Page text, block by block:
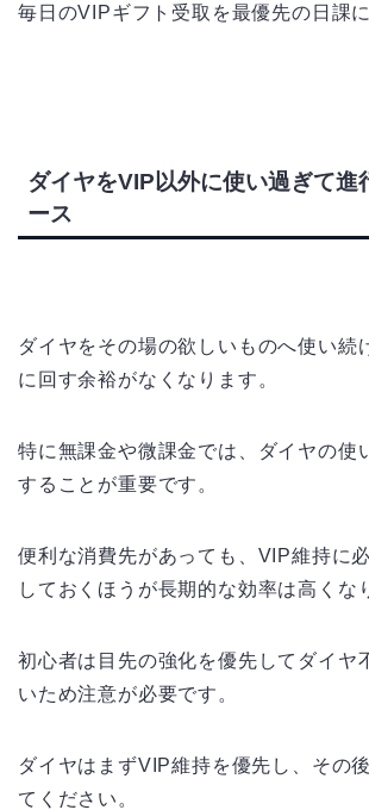
毎日のVIPギフト受取を最優先の日課
ダイヤをVIP以外に使い過ぎて進
ース
ダイヤをその場の欲しいものへ使い続
に回す余裕がなくなります。
特に無課金や微課金では、ダイヤの使
することが重要です。
便利な消費先があっても、VIP維持に
しておくほうが長期的な効率は高くな
初心者は目先の強化を優先してダイヤ
いため注意が必要です。
ダイヤはまずVIP維持を優先し、その
てください。